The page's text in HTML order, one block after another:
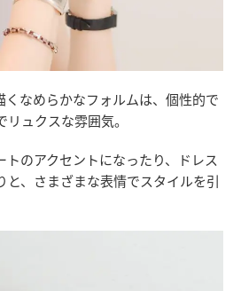
くなめらかなフォルムは、個性的で
ュクスな雰囲気。
トのアクセントになったり、ドレス
と、さまざまな表情でスタイルを引